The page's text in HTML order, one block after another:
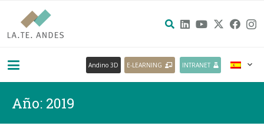
Andino 3D E-LEARNING INTRANET
Año: 2019